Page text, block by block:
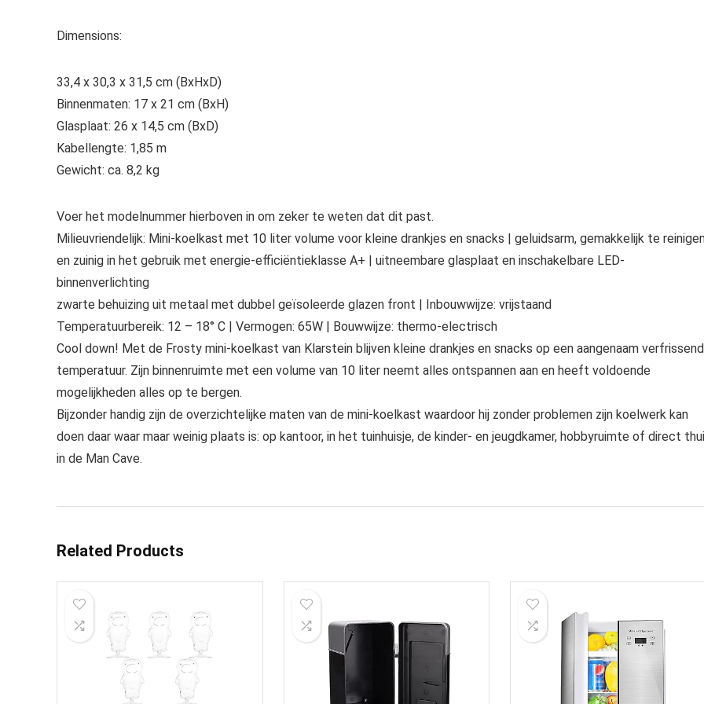
Dimensions:
33,4 x 30,3 x 31,5 cm (BxHxD)
Binnenmaten: 17 x 21 cm (BxH)
Glasplaat: 26 x 14,5 cm (BxD)
Kabellengte: 1,85 m
Gewicht: ca. 8,2 kg
Voer het modelnummer hierboven in om zeker te weten dat dit past.
Milieuvriendelijk: Mini-koelkast met 10 liter volume voor kleine drankjes en snacks | geluidsarm, gemakkelijk te
en zuinig in het gebruik met energie-efficiëntieklasse A+ | uitneembare glasplaat en inschakelbare LED-
binnenverlichting
zwarte behuizing uit metaal met dubbel geïsoleerde glazen front | Inbouwwijze: vrijstaand
Temperatuurbereik: 12 – 18° C | Vermogen: 65W | Bouwwijze: thermo-electrisch
Cool down! Met de Frosty mini-koelkast van Klarstein blijven kleine drankjes en snacks op een aangenaam
temperatuur. Zijn binnenruimte met een volume van 10 liter neemt alles ontspannen aan en heeft voldoende
mogelijkheden alles op te bergen.
Bijzonder handig zijn de overzichtelijke maten van de mini-koelkast waardoor hij zonder problemen zijn koelwerk kan
doen daar waar maar weinig plaats is: op kantoor, in het tuinhuisje, de kinder- en jeugdkamer, hobbyruimte of direct
in de Man Cave.
Related Products